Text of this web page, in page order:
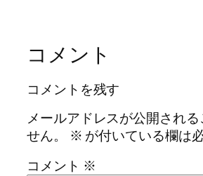
コメント
コメントを残す
メールアドレスが公開される
せん。
※ が付いている欄は
コメント ※